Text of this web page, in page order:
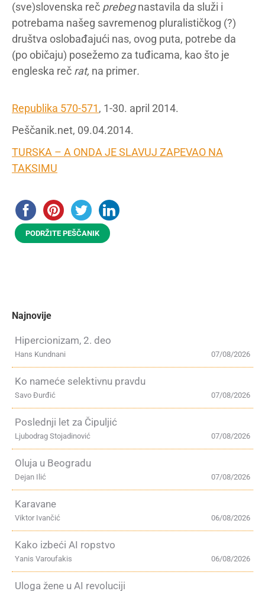
(sve)slovenska reč prebegnastavila da služi i
potrebama našeg savremenog pluralističkog (?)
društva oslobađajući nas, ovog puta, potrebe da
(po običaju) posežemo za tuđicama, kao što je
engleska reč rat, na primer.
Republika 570-571, 1-30. april 2014.
Peščanik.net, 09.04.2014.
TURSKA – A ONDA JE SLAVUJ ZAPEVAO NA
TAKSIMU
PODRŽITE PEŠČANIK
Najnovije
Hipercionizam, 2. deo
07/08/2026
Hans Kundnani
Ko nameće selektivnu pravdu
07/08/2026
Savo Đurđić
Poslednji let za Čipuljić
07/08/2026
Ljubodrag Stojadinović
Oluja u Beogradu
07/08/2026
Dejan Ilić
Karavane
06/08/2026
Viktor Ivančić
Kako izbeći AI ropstvo
06/08/2026
Yanis Varoufakis
Uloga žene u AI revoluciji